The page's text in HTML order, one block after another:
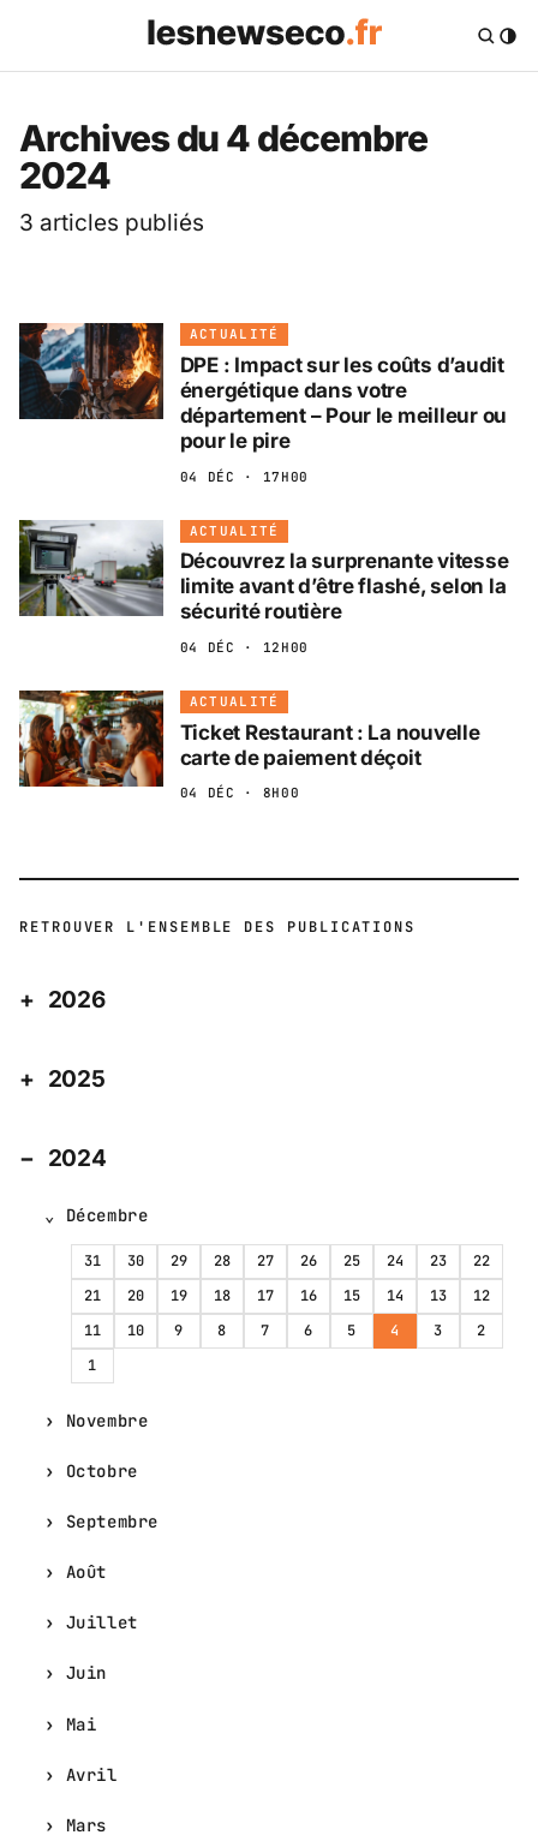
Les News Eco .fr —
Archives du 4 décembre
2024
3 articles publiés
ACTUALITÉ
DPE : Impact sur les coûts d’audit
énergétique dans votre
département – Pour le meilleur ou
pour le pire
04 DÉC · 17H00
ACTUALITÉ
Découvrez la surprenante vitesse
limite avant d’être flashé, selon la
sécurité routière
04 DÉC · 12H00
ACTUALITÉ
Ticket Restaurant : La nouvelle
carte de paiement déçoit
04 DÉC · 8H00
RETROUVER L'ENSEMBLE DES PUBLICATIONS
2026
2025
2024
Décembre
31 30 29 28 27 26 25 24 23
22
21
20 19 18 17 16 15 14 13
12
11
10 9 8 7 6 5 4 3
2
1
Novembre
Octobre
Septembre
Août
Juillet
Juin
Mai
Avril
Mars